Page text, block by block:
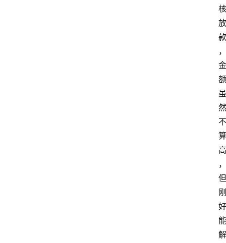
核
放
款
，
金
额
虽
然
不
算
高
，
但
刚
好
能
解